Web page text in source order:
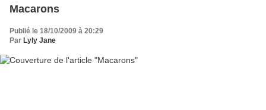
Macarons
Publié le 18/10/2009 à 20:29
Par Lyly Jane